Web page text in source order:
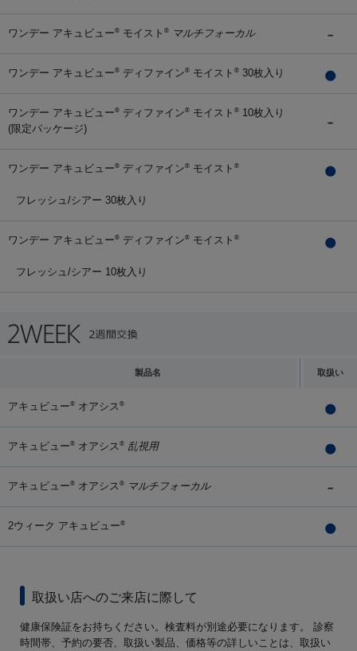
ワンデー アキュビュー® モイスト ® マルチフォーカル
ワンデー アキュビュー® ディファイン® モイスト ® 30枚入り
ワンデー アキュビュー® ディファイン® モイスト ® 10枚入り
(限定パッケージ)
ワンデー アキュビュー® ディファイン® モイスト ®
フレッシュ/シアー 30枚入り
ワンデー アキュビュー® ディファイン® モイスト ®
フレッシュ/シアー 10枚入り
製品名 取扱い
アキュビュー® オアシス ®
アキュビュー® オアシス ® 乱視用
アキュビュー® オアシス ® マルチフォーカル
2ウィーク アキュビュー®
取扱い店へのご来店に際して
健康保険証をお持ちください。検査料が別途必要になります。 診察
時間帯、予約の要否、取扱い製品、価格等の詳しいことは、取扱い